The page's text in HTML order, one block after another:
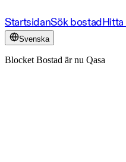
StartsidanSök bostad
Svenska
Blocket Bostad är nu Qasa